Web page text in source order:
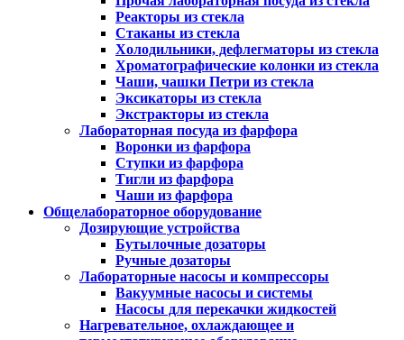
Реакторы из стекла
Стаканы из стекла
Холодильники, дефлегматоры из стекла
Хроматографические колонки из стекла
Чаши, чашки Петри из стекла
Эксикаторы из стекла
Экстракторы из стекла
Лабораторная посуда из фарфора
Воронки из фарфора
Ступки из фарфора
Тигли из фарфора
Чаши из фарфора
Общелабораторное оборудование
Дозирующие устройства
Бутылочные дозаторы
Ручные дозаторы
Лабораторные насосы и компрессоры
Вакуумные насосы и системы
Насосы для перекачки жидкостей
Нагревательное, охлаждающее и